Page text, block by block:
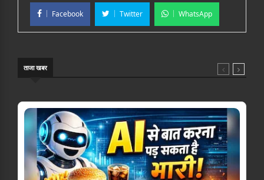
Facebook Twitter WhatsApp
ताजा खबर